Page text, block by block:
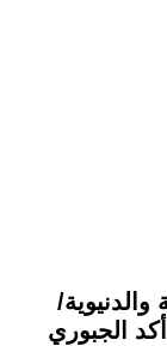
الجبوري